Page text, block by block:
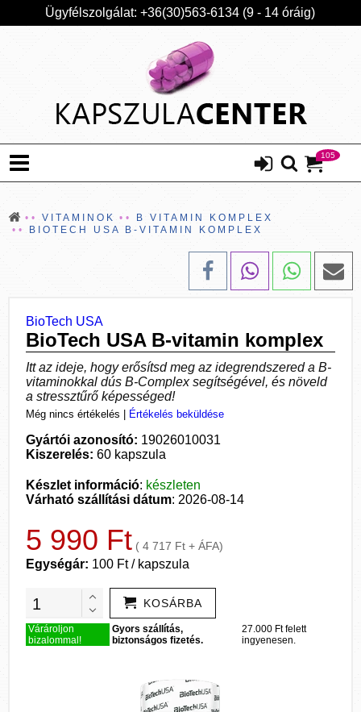
Ügyfélszolgálat: +36(30)563-6134 (9 - 14 óráig)
105
VITAMINOK
B VITAMIN KOMPLEX
BIOTECH USA B-VITAMIN KOMPLEX
BioTech USA
BioTech USA B-vitamin komplex
Itt az ideje, hogy erősítsd meg az idegrendszered a B-
vitaminokkal dús B-Complex segítségével, és növeld
a stressztűrő képességed!
Még nincs értékelés Értékelés beküldése
Gyártói azonosító: 19026010031
Kiszerelés: 60 kapszula
Készlet információ: készleten
Várható szállítási dátum: 2026-08-14
5 990 Ft ( 4 717 Ft + ÁFA)
Egységár: 100 Ft / kapszula
KOSÁRBA
Várároljon
bizalommal!
Gyors szállítás,
biztonságos fizetés.
27.000 Ft felett
ingyenesen.